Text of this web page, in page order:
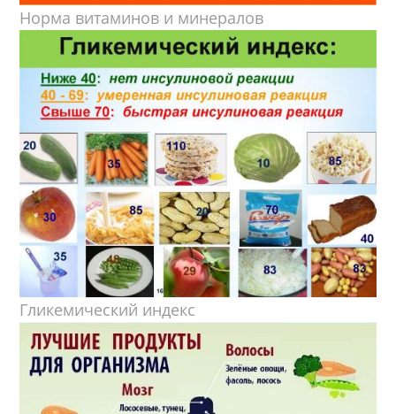
Норма витаминов и минералов
Гликемический индекс